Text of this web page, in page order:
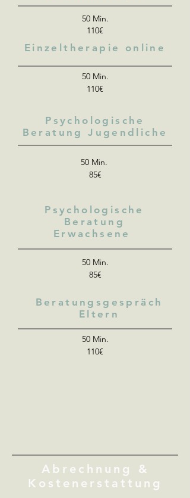
50 Min.
110€
Einzeltherapie online
50 Min.
110€
Psychologische
Beratung Jugendliche
50 Min.
85€
Psychologische
Beratung
Erwachsene
50 Min.
85€
Beratungsgespräch
Eltern
50 Min.
110€
Abrechnung &
Kostenerstattung